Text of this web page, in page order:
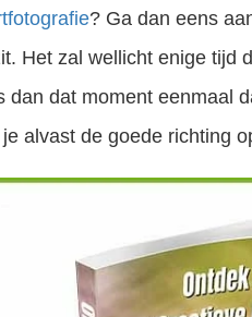
? Ga dan eens
Het zal wellicht enige tijd
dan dat moment eenmaal
alvast de goede richting